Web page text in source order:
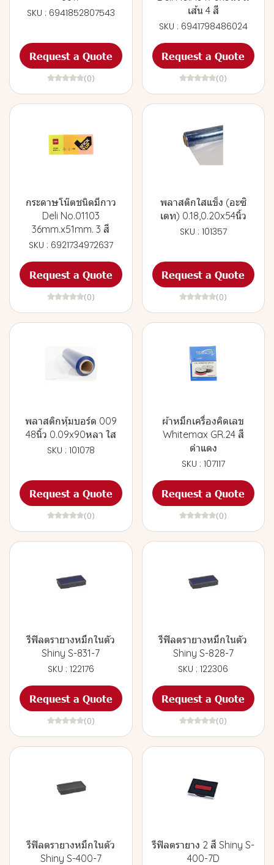
SKU : 6941852807543
Request a Quote
(0)
เส้น 4 สี
SKU : 6941798486024
Request a Quote
(0)
กระดาษโน๊ตชนิดมีกาว
Deli No.01103
36mm.x51mm. 3 สี
SKU : 6921734972637
Request a Quote
(0)
พลาสติกใสแข็ง (อะซิ
เตท) 0.18,0.20x54นิ้ว
SKU : 101357
Request a Quote
(0)
พลาสติกหุ้มบอร์ด 009
48นิ้ว 0.09x90หลา ใส
SKU : 101078
Request a Quote
(0)
ผ้าหมึกเครื่องคิดเลข
Whitemax GR.24 สี
ดำแดง
SKU : 107117
Request a Quote
(0)
รีฟิลตรายางหมึกในตัว
Shiny S-831-7
SKU : 122176
Request a Quote
(0)
รีฟิลตรายางหมึกในตัว
Shiny S-828-7
SKU : 122306
Request a Quote
(0)
รีฟิลตรายางหมึกในตัว
Shiny S-400-7
รีฟิลตรายาง 2 สี Shiny S-
400-7D